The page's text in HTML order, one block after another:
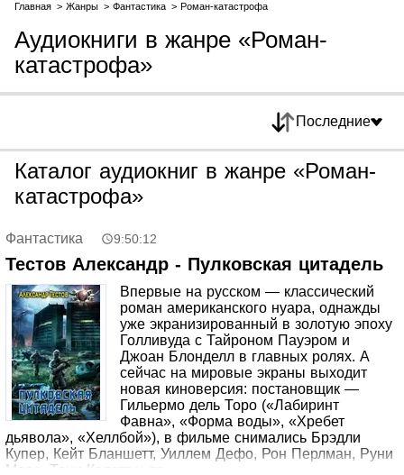
Главная Жанры Фантастика Роман-катастрофа
Аудиокниги в жанре «Роман-
катастрофа»
Последние
Каталог аудиокниг в жанре «Роман-
катастрофа»
Фантастика 9:50:12
Тестов Александр - Пулковская цитадель
Впервые на русском — классический
роман американского нуара, однажды
уже экранизированный в золотую эпоху
Голливуда с Тайроном Пауэром и
Джоан Блонделл в главных ролях. А
сейчас на мировые экраны выходит
новая киноверсия: постановщик —
Гильермо дель Торо («Лабиринт
Фавна», «Форма воды», «Хребет
дьявола», «Хеллбой»), в фильме снимались Брэдли
Купер, Кейт Бланшетт, Уиллем Дефо, Рон Перлман, Руни
Мара, Тони Колетт и др.